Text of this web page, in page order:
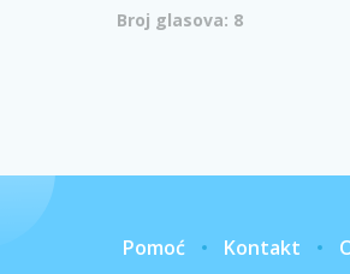
Broj glasova: 8
Pomoć Kontakt